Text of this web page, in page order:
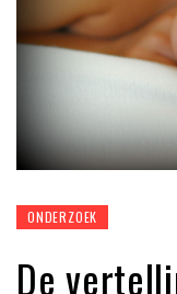
ONDERZOEK
De